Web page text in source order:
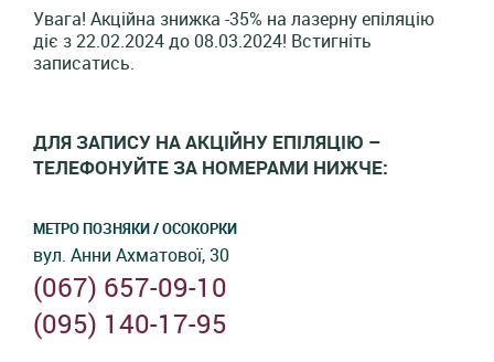
Увага! Акційна знижка -35% на лазерну епіляцію
діє з 22.02.2024 до 08.03.2024! Встигніть
записатись.
ДЛЯ ЗАПИСУ НА АКЦІЙНУ ЕПІЛЯЦІЮ –
ТЕЛЕФОНУЙТЕ ЗА НОМЕРАМИ НИЖЧЕ:
МЕТРО ПОЗНЯКИ / ОСОКОРКИ
вул. Анни Ахматової, 30
(067) 657-09-10
(‎095) 140-17-95